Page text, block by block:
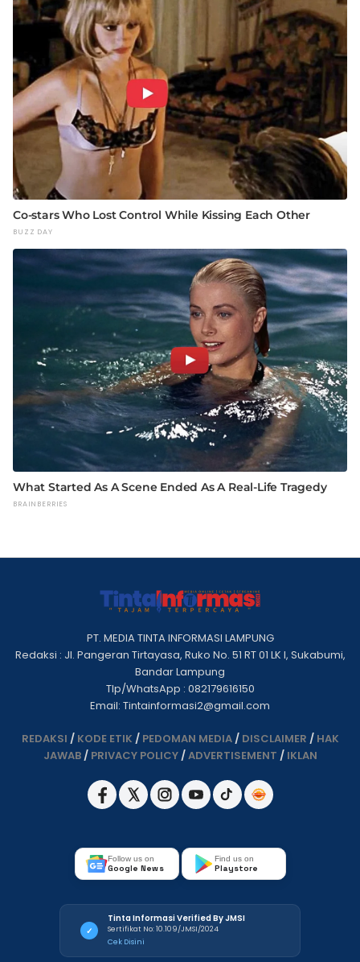
PT. MEDIA TINTA INFORMASI LAMPUNG
Redaksi : Jl. Pangeran Tirtayasa, Ruko No. 51 RT 01 LK I, Sukabumi,
Bandar Lampung
Tlp/WhatsApp : 082179616150
Email: Tintainformasi2@gmail.com
REDAKSI / KODE ETIK / PEDOMAN MEDIA/ DISCLAIMER / HAK
JAWAB/ PRIVACY POLICY/ADVERTISEMENT / IKLAN
Follow us on
Google News
Find us on
Playstore
✓
Tinta Informasi Verified By JMSI
Sertifikat No: 10.109/JMSI/2024
Cek Disini